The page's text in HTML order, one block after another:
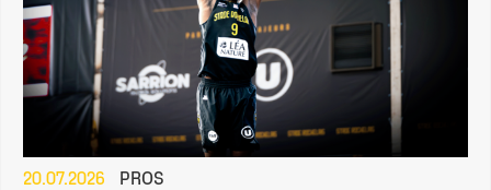
20.07.2026 PROS